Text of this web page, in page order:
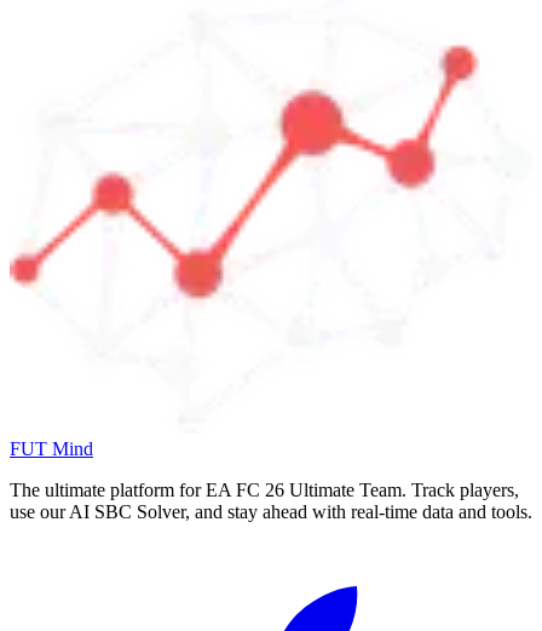
FUT Mind
The ultimate platform for EA FC 26 Ultimate Team. Track players,
use our AI SBC Solver, and stay ahead with real-time data and tools.